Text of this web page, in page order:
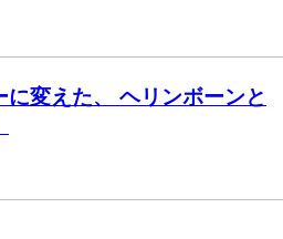
に変えた、 ヘリンボーンと